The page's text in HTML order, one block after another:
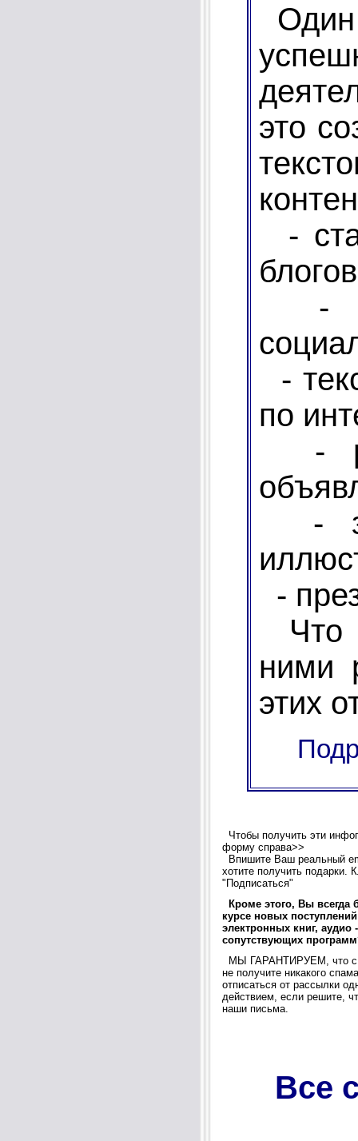
Один
это
-
-
-
по
-
-
-
Что
ними
этих
Чтобы получить эти
форму справа>>
Впишите Ваш реальный
хотите получить подарки.
"Подписаться"
Кроме этого, Вы всегда
курсе новых
электронных книг, аудио
сопутствующих
МЫ ГАРАНТИРУЕМ, что с
не получите никакого
отписаться от рассылки
действием, если решите,
наши письма.
Все